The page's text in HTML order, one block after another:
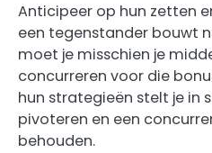
Anticipeer op hun zetten
een tegenstander bouwt
moet je misschien je
concurreren voor die
hun strategieën stelt je in
pivoteren en een
behouden.